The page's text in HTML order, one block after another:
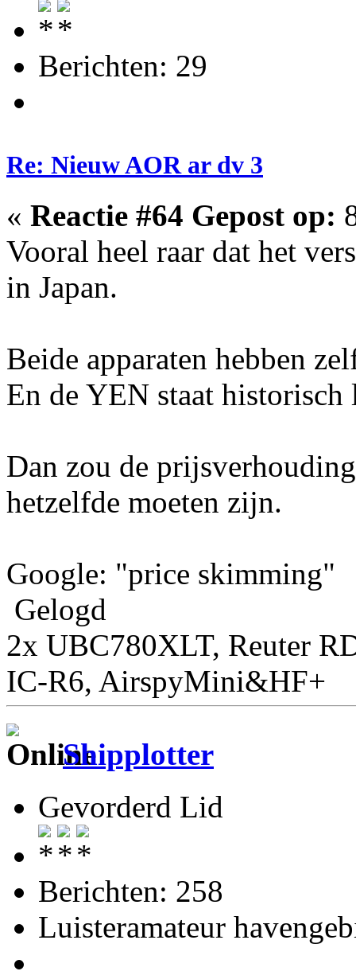
Berichten: 29
Re: Nieuw AOR ar dv 3
« Reactie #64 Gepost op:
Vooral heel raar dat het
in Japan.
Beide apparaten hebben
En de YEN staat historisch
Dan zou de
hetzelfde moeten zijn.
Google: "price skimming"
Gelogd
2x UBC780XLT, Reuter
IC-R6, AirspyMini&HF+
Shipplotter
Gevorderd Lid
Berichten: 258
Luisteramateur